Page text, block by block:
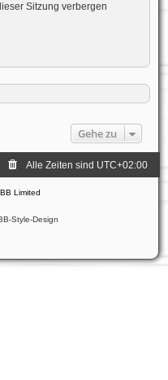
Sitzung verbergen
Gehe zu
Alle Zeiten sind UTC+02:00
Limited
Style-Design